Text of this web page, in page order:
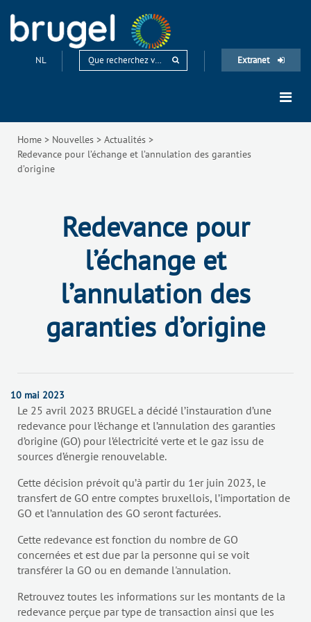
NL Extranet
Home > Nouvelles > Actualités >
Redevance pour l’échange et l’annulation des garanties
d’origine
Redevance pour
l’échange et
l’annulation des
garanties d’origine
10 mai 2023
Le 25 avril 2023 BRUGEL a décidé l’instauration d’une
redevance pour l’échange et l’annulation des garanties
d’origine (GO) pour l’électricité verte et le gaz issu de
sources d’énergie renouvelable.
Cette décision prévoit qu’à partir du 1er juin 2023, le
transfert de GO entre comptes bruxellois, l’importation de
GO et l’annulation des GO seront facturées.
Cette redevance est fonction du nombre de GO
concernées et est due par la personne qui se voit
transférer la GO ou en demande l'annulation.
Retrouvez toutes les informations sur les montants de la
redevance perçue par type de transaction ainsi que les